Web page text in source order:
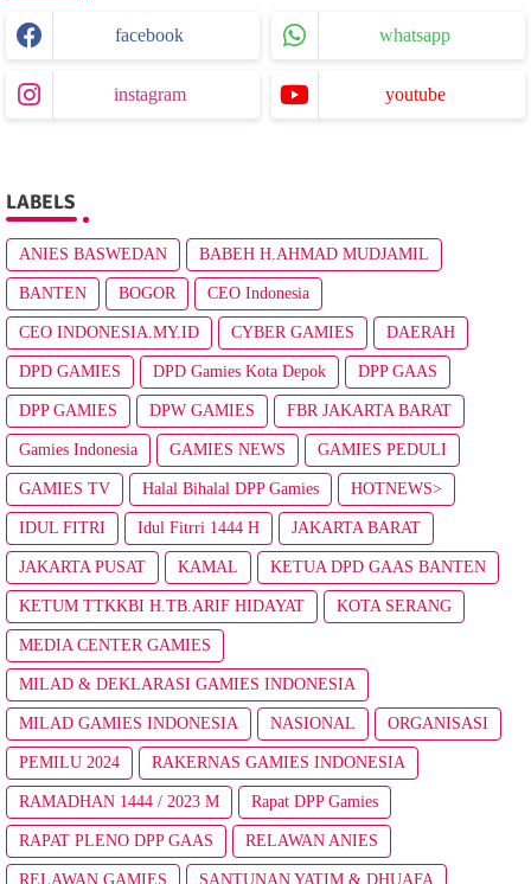
facebook whatsapp
instagram youtube
LABELS
ANIES BASWEDAN BABEH H.AHMAD MUDJAMIL
BANTEN BOGOR CEO Indonesia
CEO INDONESIA.MY.ID CYBER GAMIES DAERAH
DPD GAMIES DPD Gamies Kota Depok DPP GAAS
DPP GAMIES DPW GAMIES FBR JAKARTA BARAT
Gamies Indonesia GAMIES NEWS GAMIES PEDULI
GAMIES TV Halal Bihalal DPP Gamies HOTNEWS>
IDUL FITRI Idul Fitrri 1444 H JAKARTA BARAT
JAKARTA PUSAT KAMAL KETUA DPD GAAS BANTEN
KETUM TTKKBI H.TB.ARIF HIDAYAT KOTA SERANG
MEDIA CENTER GAMIES
MILAD & DEKLARASI GAMIES INDONESIA
MILAD GAMIES INDONESIA NASIONAL ORGANISASI
PEMILU 2024 RAKERNAS GAMIES INDONESIA
RAMADHAN 1444 / 2023 M Rapat DPP Gamies
RAPAT PLENO DPP GAAS RELAWAN ANIES
RELAWAN GAMIES SANTUNAN YATIM & DHUAFA